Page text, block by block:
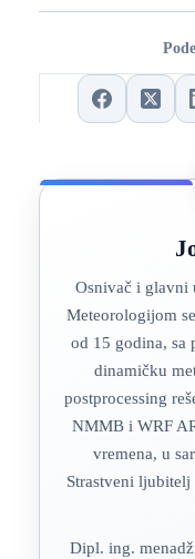
Osnivač i glavni
Meteorologijom
od 15 godina, sa
dinamičku
postprocessing
NMMB i WRF
vremena, u
Strastveni
Dipl. ing.